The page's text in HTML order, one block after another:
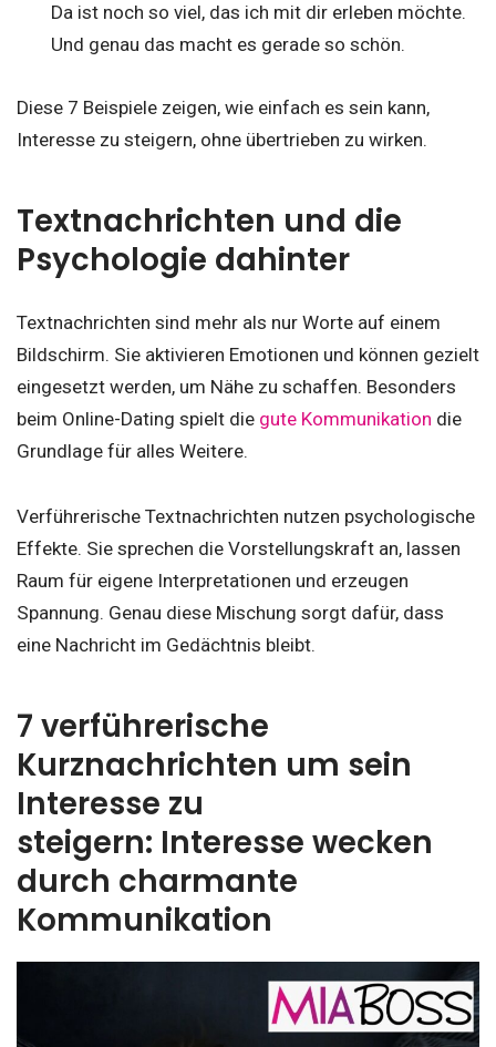
Da ist noch so viel, das ich mit dir erleben möchte.
Und genau das macht es gerade so schön.
Diese 7 Beispiele zeigen, wie einfach es sein kann,
Interesse zu steigern, ohne übertrieben zu wirken.
Textnachrichten und die
Psychologie dahinter
Textnachrichten sind mehr als nur Worte auf einem
Bildschirm. Sie aktivieren Emotionen und können gezielt
eingesetzt werden, um Nähe zu schaffen. Besonders
beim Online-Dating spielt die gute Kommunikation die
Grundlage für alles Weitere.
Verführerische Textnachrichten nutzen psychologische
Effekte. Sie sprechen die Vorstellungskraft an, lassen
Raum für eigene Interpretationen und erzeugen
Spannung. Genau diese Mischung sorgt dafür, dass
eine Nachricht im Gedächtnis bleibt.
7 verführerische
Kurznachrichten um sein
Interesse zu
steigern: Interesse wecken
durch charmante
Kommunikation